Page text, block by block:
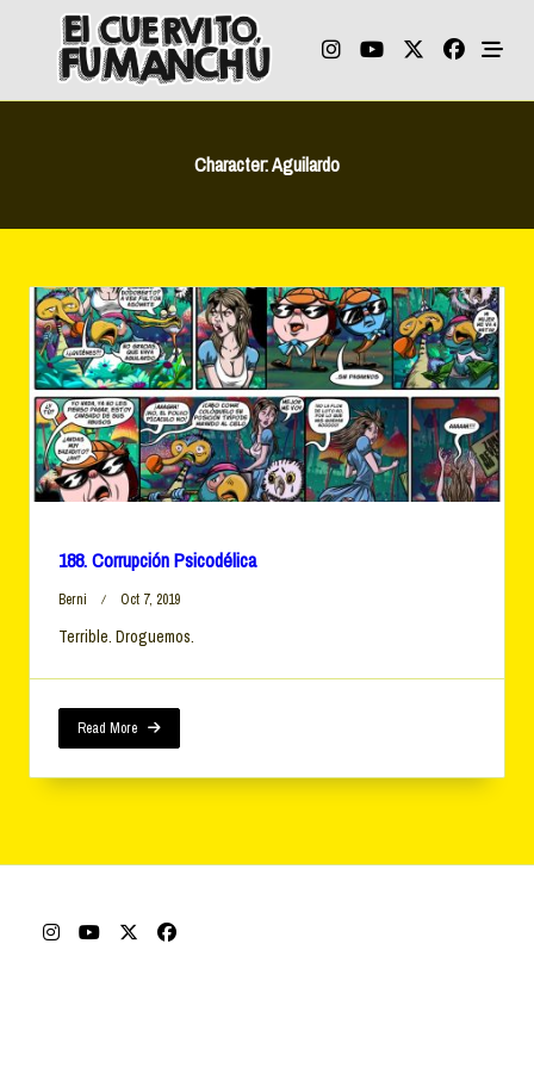
content
Character:Aguilardo
188. Corrupción Psicodélica
Berni Oct 7, 2019
Terrible. Droguemos.
Read More